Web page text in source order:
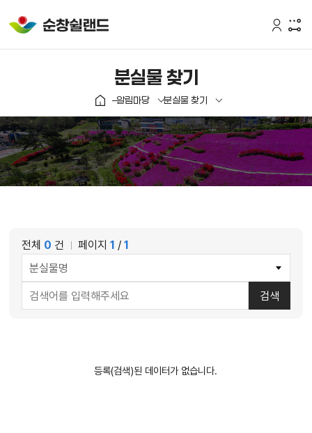
분실물 찾기
알림마당 분실물 찾기
전체 0 건 페이지 1 / 1
검색
등록(검색)된 데이터가 없습니다.